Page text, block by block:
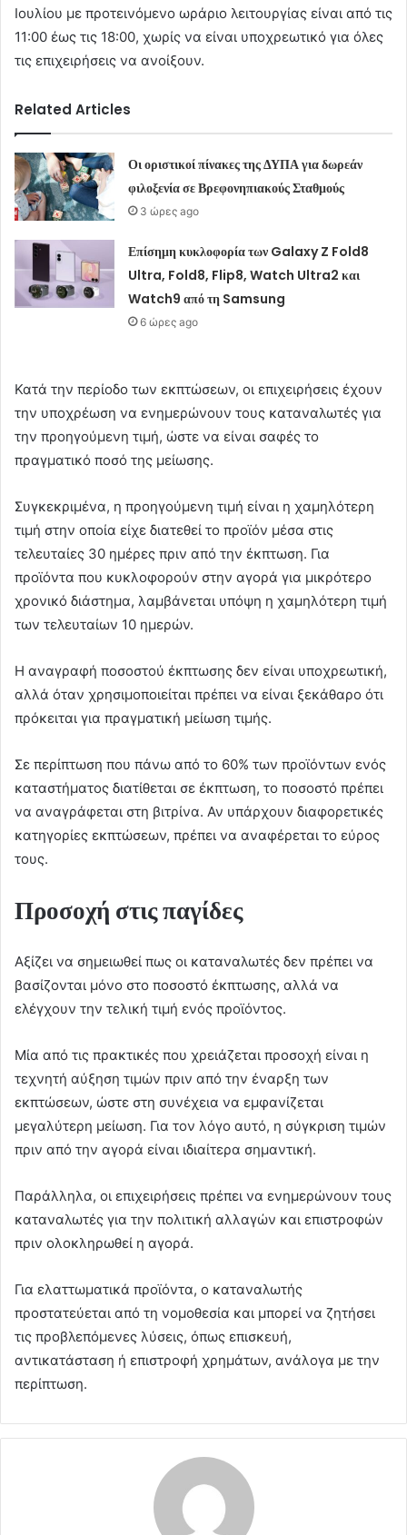
Ιουλίου με προτεινόμενο ωράριο λειτουργίας είναι από τις
11:00 έως τις 18:00, χωρίς να είναι υποχρεωτικό για όλες
τις επιχειρήσεις να ανοίξουν.
Related Articles
Οι οριστικοί πίνακες της ΔΥΠΑ για δωρεάν
φιλοξενία σε Βρεφονηπιακούς Σταθμούς
3 ώρες ago
Επίσημη κυκλοφορία των Galaxy Z Fold8
Ultra, Fold8, Flip8, Watch Ultra2 και
Watch9 από τη Samsung
6 ώρες ago
Κατά την περίοδο των εκπτώσεων, οι επιχειρήσεις έχουν
την υποχρέωση να ενημερώνουν τους καταναλωτές για
την προηγούμενη τιμή, ώστε να είναι σαφές το
πραγματικό ποσό της μείωσης.
Συγκεκριμένα, η προηγούμενη τιμή είναι η χαμηλότερη
τιμή στην οποία είχε διατεθεί το προϊόν μέσα στις
τελευταίες 30 ημέρες πριν από την έκπτωση. Για
προϊόντα που κυκλοφορούν στην αγορά για μικρότερο
χρονικό διάστημα, λαμβάνεται υπόψη η χαμηλότερη τιμή
των τελευταίων 10 ημερών.
Η αναγραφή ποσοστού έκπτωσης δεν είναι υποχρεωτική,
αλλά όταν χρησιμοποιείται πρέπει να είναι ξεκάθαρο ότι
πρόκειται για πραγματική μείωση τιμής.
Σε περίπτωση που πάνω από το 60% των προϊόντων ενός
καταστήματος διατίθεται σε έκπτωση, το ποσοστό πρέπει
να αναγράφεται στη βιτρίνα. Αν υπάρχουν διαφορετικές
κατηγορίες εκπτώσεων, πρέπει να αναφέρεται το εύρος
τους.
Προσοχή στις παγίδες
Αξίζει να σημειωθεί πως οι καταναλωτές δεν πρέπει να
βασίζονται μόνο στο ποσοστό έκπτωσης, αλλά να
ελέγχουν την τελική τιμή ενός προϊόντος.
Μία από τις πρακτικές που χρειάζεται προσοχή είναι η
τεχνητή αύξηση τιμών πριν από την έναρξη των
εκπτώσεων, ώστε στη συνέχεια να εμφανίζεται
μεγαλύτερη μείωση. Για τον λόγο αυτό, η σύγκριση τιμών
πριν από την αγορά είναι ιδιαίτερα σημαντική.
Παράλληλα, οι επιχειρήσεις πρέπει να ενημερώνουν τους
καταναλωτές για την πολιτική αλλαγών και επιστροφών
πριν ολοκληρωθεί η αγορά.
Για ελαττωματικά προϊόντα, ο καταναλωτής
προστατεύεται από τη νομοθεσία και μπορεί να ζητήσει
τις προβλεπόμενες λύσεις, όπως επισκευή,
αντικατάσταση ή επιστροφή χρημάτων, ανάλογα με την
περίπτωση.